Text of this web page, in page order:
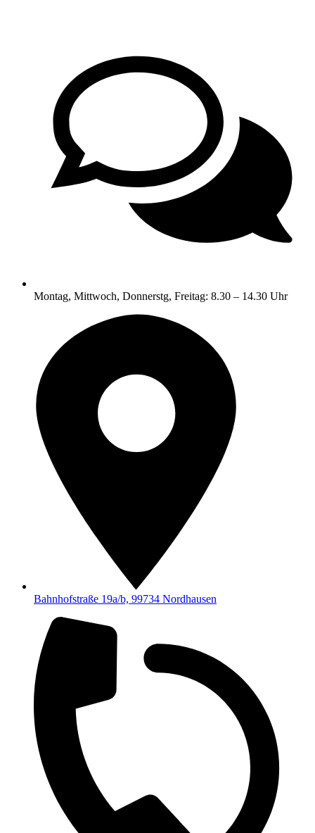
Montag, Mittwoch, Donnerstg, Freitag: 8.30 – 14.30 Uhr
Bahnhofstraße 19a/b, 99734 Nordhausen